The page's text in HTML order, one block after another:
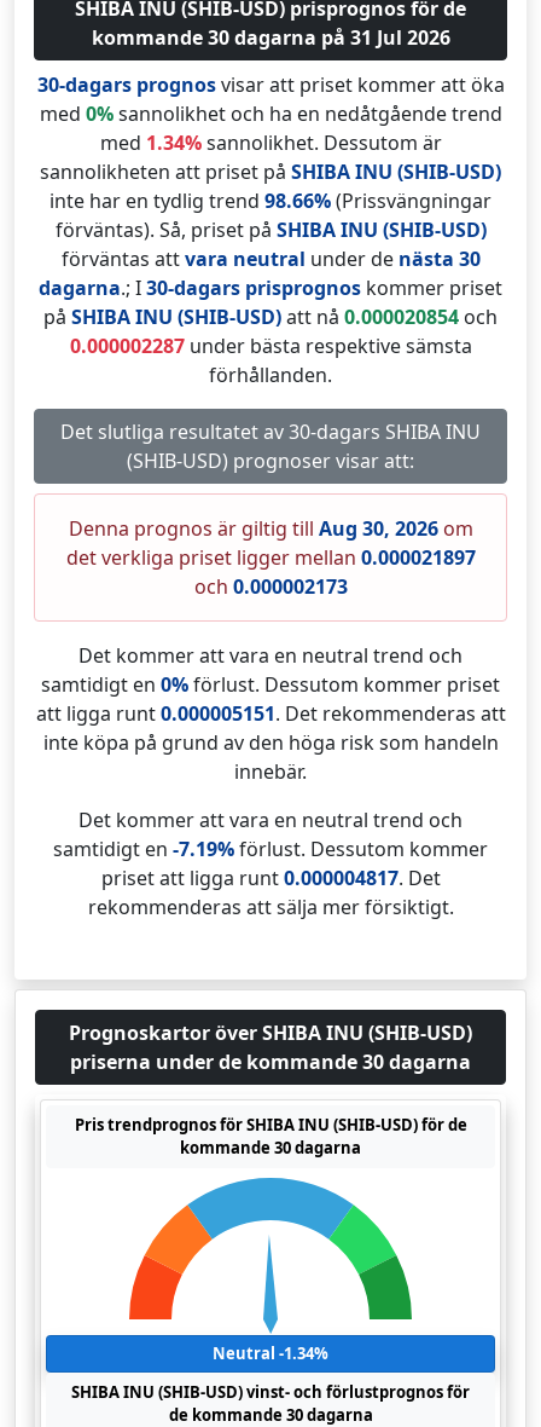
SHIBA INU (SHIB-USD) prisprognos för de
kommande 30 dagarna på 31 Jul 2026
30-dagars prognosvisar att priset kommer att öka
med 0%sannolikhet och ha en nedåtgående trend
med 1.34%sannolikhet. Dessutom är
sannolikheten att priset på SHIBA INU (SHIB-USD)
inte har en tydlig trend 98.66%(Prissvängningar
förväntas). Så, priset på SHIBA INU (SHIB-USD)
förväntas attvara neutral under de nästa 30
dagarna.; I30-dagars prisprognos kommer priset
på SHIBA INU (SHIB-USD)att nå 0.000020854 och
0.000002287under bästa respektive sämsta
förhållanden.
Det slutliga resultatet av 30-dagars SHIBA INU
(SHIB-USD) prognoser visar att:
Denna prognos är giltig till Aug 30, 2026om
det verkliga priset ligger mellan 0.000021897
och 0.000002173
Det kommer att vara en neutral trend och
samtidigt en 0%förlust. Dessutom kommer priset
att ligga runt0.000005151. Det rekommenderas att
inte köpa på grund av den höga risk som handeln
innebär.
Det kommer att vara en neutral trend och
samtidigt en -7.19%förlust. Dessutom kommer
priset att ligga runt0.000004817. Det
rekommenderas att sälja mer försiktigt.
Prognoskartor över SHIBA INU (SHIB-USD)
priserna under de kommande 30 dagarna
Pris trendprognos för SHIBA INU (SHIB-USD) för de
kommande 30 dagarna
Neutral -1.34%
SHIBA INU (SHIB-USD) vinst- och förlustprognos för
de kommande 30 dagarna